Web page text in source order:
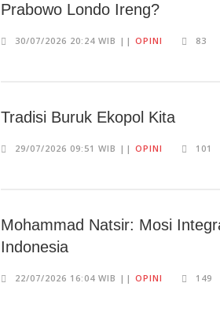
Prabowo Londo Ireng?
30/07/2026 20:24 WIB || OPINI 83
Tradisi Buruk Ekopol Kita
29/07/2026 09:51 WIB || OPINI 101
Mohammad Natsir: Mosi
Indonesia
22/07/2026 16:04 WIB || OPINI 149